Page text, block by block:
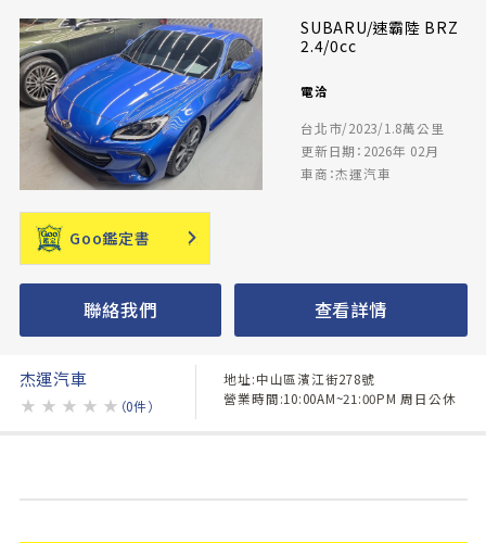
SUBARU/速霸陸 BRZ
2.4/0cc
電洽
台北市/2023/1.8萬公里
更新日期：2026年 02月
車商：杰運汽車
Goo鑑定書
聯絡我們 查看詳情
杰運汽車
★ ★ ★ ★ ★ （0件）
地址:中山區濱江街278號
營業時間:10:00AM~21:00PM 周日公休